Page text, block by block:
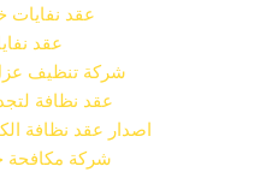
عقد نفايات
عقد
شركة تنظيف
عقد نظافة
اصدار عقد نظافة
شركة مكافحة